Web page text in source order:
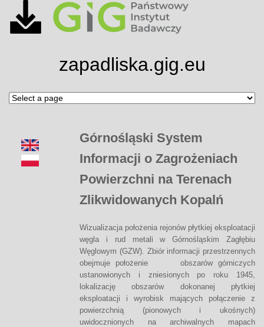
zapadliska.gig.eu
Górnośląski System
Informacji o Zagrożeniach
Powierzchni na Terenach
Zlikwidowanych Kopalń
Wizualizacja położenia rejonów płytkiej eksploatacji
węgla i rud metali w Górnośląskim Zagłębiu
Węglowym (GZW). Zbiór informacji przestrzennych
obejmuje położenie obszarów górniczych
ustanowionych i zniesionych po roku 1945,
lokalizację obszarów dokonanej płytkiej
eksploatacji i wyrobisk mających połączenie z
powierzchnią (pionowych i ukośnych)
uwidocznionych na archiwalnych mapach